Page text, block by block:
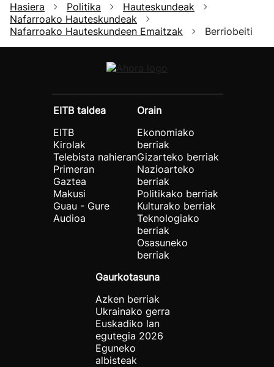
Hasiera Politika
Hauteskundeak
Nafarroako Hauteskundeak
Nafarroako Hauteskundeen Emaitzak
Berriobeiti
EITB taldea
EITB
Kirolak
Telebista nahieran
Primeran
Gaztea
Makusi
Guau - Gure
Audioa
Orain
Ekonomiako
berriak
Gizarteko berriak
Nazioarteko
berriak
Politikako berriak
Kulturako berriak
Teknologiako
berriak
Osasuneko
berriak
Gaurkotasuna
Azken berriak
Ukrainako gerra
Euskadiko lan
egutegia 2026
Eguneko
albisteak